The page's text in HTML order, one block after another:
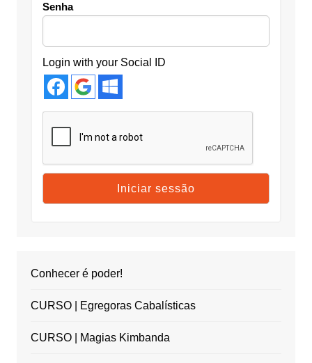
Senha
Login with your Social ID
Conhecer é poder!
CURSO | Egregoras Cabalísticas
CURSO | Magias Kimbanda